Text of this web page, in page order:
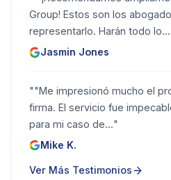
Group! Estos son los
representarlo. Harán todo lo...
Jasmin Jones
""Me impresionó mucho el
firma. El servicio fue
para mi caso de..."
Mike K.
Ver Más Testimonios